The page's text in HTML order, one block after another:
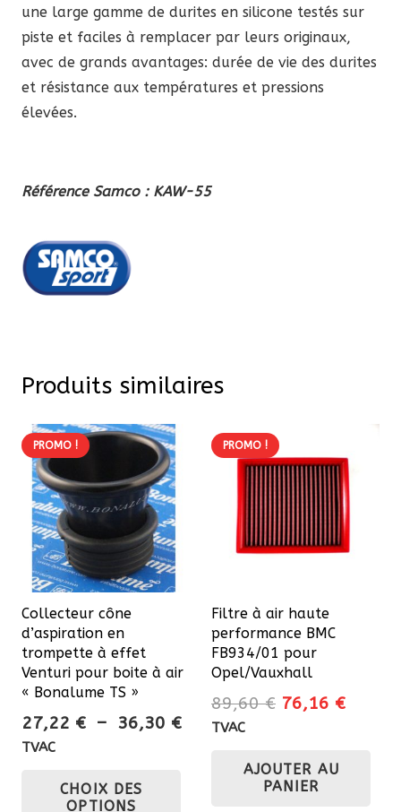
une large gamme de durites en silicone testés sur
piste et faciles à remplacer par leurs originaux,
avec de grands avantages: durée de vie des durites
et résistance aux températures et pressions
élevées.
Référence Samco : KAW-55
Produits similaires
PROMO !
Collecteur cône
d’aspiration en
trompette à effet
Venturi pour boite à air
« Bonalume TS »
27,22 € – 36,30 €Plage
TVAC
CHOIX DES
OPTIONS
PROMO !
Filtre à air haute
performance BMC
FB934/01 pour
Opel/Vauxhall
89,60€ Le
était :
89,60 €.
76,16 €Le
TVAC
AJOUTER AU
PANIER